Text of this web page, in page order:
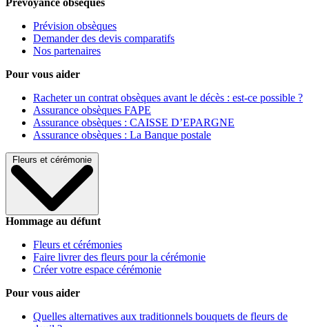
Prévision obsèques
Demander des devis comparatifs
Nos partenaires
Pour vous aider
Racheter un contrat obsèques avant le décès : est-ce possible ?
Assurance obsèques FAPE
Assurance obsèques : CAISSE D’EPARGNE
Assurance obsèques : La Banque postale
Fleurs et cérémonie
Hommage au défunt
Fleurs et cérémonies
Faire livrer des fleurs pour la cérémonie
Créer votre espace cérémonie
Pour vous aider
Quelles alternatives aux traditionnels bouquets de fleurs de